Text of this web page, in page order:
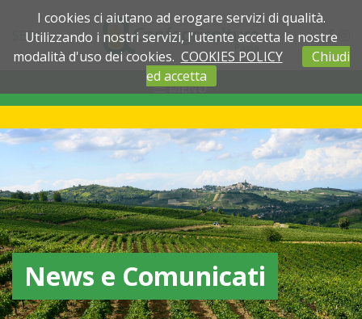
SEDI
MENU
News e Comunicati
I cookies ci aiutano ad erogare servizi di qualità.
Utilizzando i nostri servizi, l'utente accetta le nostre
modalità d'uso dei cookies. COOKIES POLICY
Chiudi
ed accetta